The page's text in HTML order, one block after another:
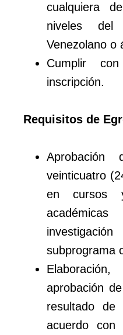
cualquiera
niveles del
Venezolano o
Cumplir
inscripción.
Requisitos de
veinticuatro
en cursos
subprograma
aprobación
resultado de
acuerdo con